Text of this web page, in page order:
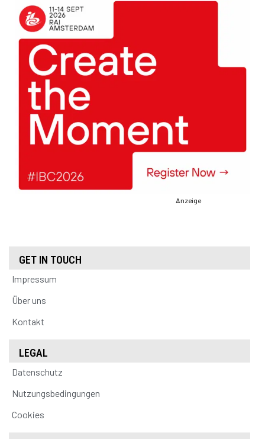
Anzeige
GET IN TOUCH
Impressum
Über uns
Kontakt
LEGAL
Datenschutz
Nutzungsbedingungen
Cookies